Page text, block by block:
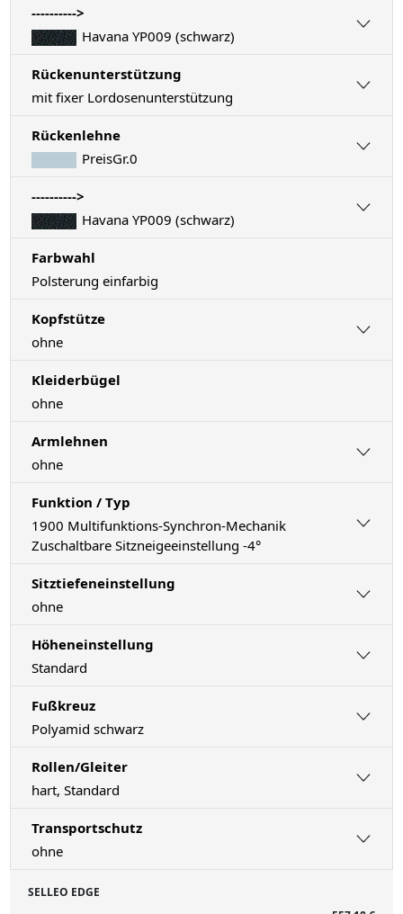
---------->
Havana YP009 (schwarz)
Rückenunterstützung
mit fixer Lordosenunterstützung
Rückenlehne
PreisGr.0
---------->
Havana YP009 (schwarz)
Farbwahl
Polsterung einfarbig
Kopfstütze
ohne
Kleiderbügel
ohne
Armlehnen
ohne
Funktion / Typ
1900 Multifunktions-Synchron-Mechanik
Zuschaltbare Sitzneigeeinstellung -4°
Sitztiefeneinstellung
ohne
Höheneinstellung
Standard
Fußkreuz
Polyamid schwarz
Rollen/Gleiter
hart, Standard
Transportschutz
ohne
SELLEO EDGE